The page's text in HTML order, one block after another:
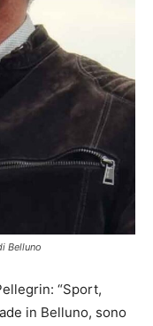
Belluno
“Sport,
in Belluno, sono